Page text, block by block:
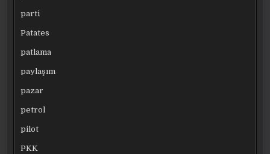
parti
Patates
patlama
paylaşım
pazar
petrol
pilot
PKK